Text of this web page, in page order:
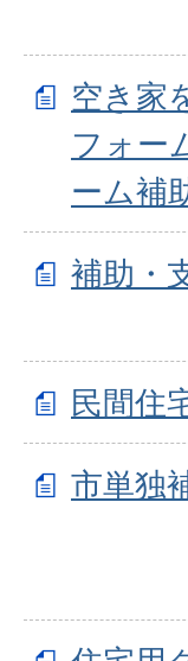
空き家
フォー
ーム補
補助・
民間住
市単独